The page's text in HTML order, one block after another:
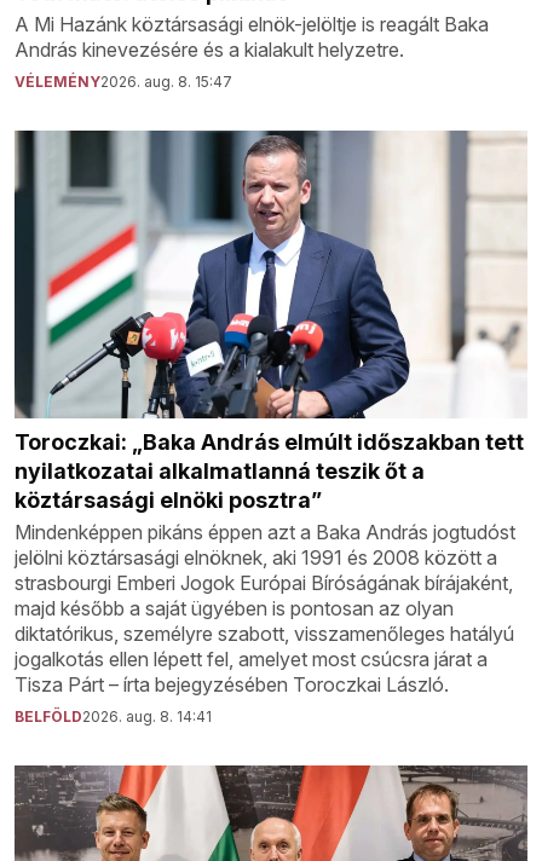
A Mi Hazánk köztársasági elnök-jelöltje is reagált Baka
András kinevezésére és a kialakult helyzetre.
VÉLEMÉNY2026. aug. 8. 15:47
Toroczkai: „Baka András elmúlt időszakban tett
nyilatkozatai alkalmatlanná teszik őt a
köztársasági elnöki posztra”
Mindenképpen pikáns éppen azt a Baka András jogtudóst
jelölni köztársasági elnöknek, aki 1991 és 2008 között a
strasbourgi Emberi Jogok Európai Bíróságának bírájaként,
majd később a saját ügyében is pontosan az olyan
diktatórikus, személyre szabott, visszamenőleges hatályú
jogalkotás ellen lépett fel, amelyet most csúcsra járat a
Tisza Párt – írta bejegyzésében Toroczkai László.
BELFÖLD2026. aug. 8. 14:41